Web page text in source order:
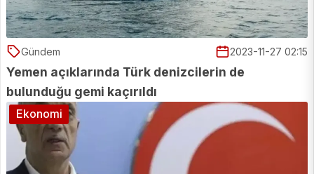
Gündem 2023-11-27 02:15
Yemen açıklarında Türk denizcilerin de
bulunduğu gemi kaçırıldı
Ekonomi